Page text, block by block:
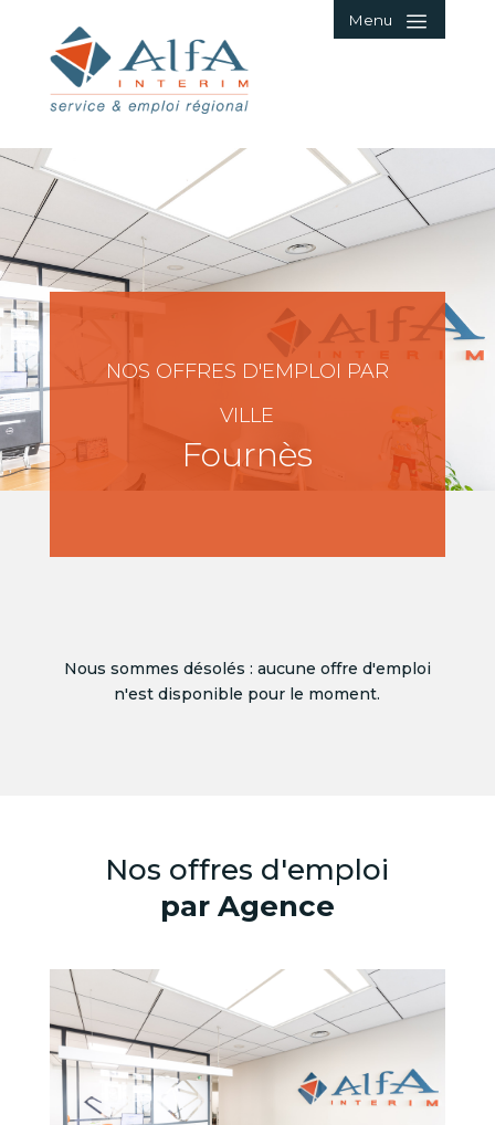
Menu
NOS OFFRES D'EMPLOI PAR
VILLE
Fournès
Nous sommes désolés : aucune offre d'emploi
n'est disponible pour le moment.
Nos offres d'emploi
par Agence